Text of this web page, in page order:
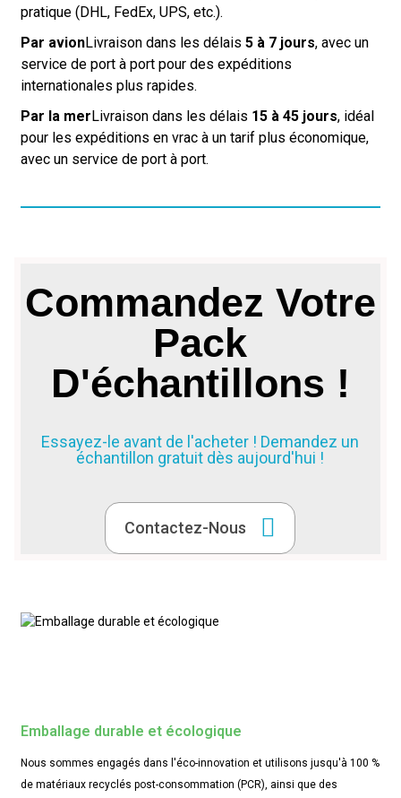
pratique (DHL, FedEx, UPS, etc.).
Par avionLivraison dans les délais 5 à 7 jours, avec un
service de port à port pour des expéditions
internationales plus rapides.
Par la merLivraison dans les délais 15 à 45 jours, idéal
pour les expéditions en vrac à un tarif plus économique,
avec un service de port à port.
Commandez Votre
Pack
D'échantillons !
Essayez-le avant de l'acheter ! Demandez un
échantillon gratuit dès aujourd'hui !
Contactez-Nous
Emballage durable et écologique
Nous sommes engagés dans l'éco-innovation et utilisons jusqu'à 100 %
de matériaux recyclés post-consommation (PCR), ainsi que des